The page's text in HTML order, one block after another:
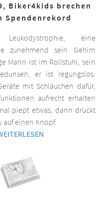
Biker4kids brechen
Spendenrekord
eine
zunehmend sein Gehirn
Mann ist im Rollstuhl, sein
er ist regungslos.
mit Schläuchen dafür,
aufrecht erhalten
piept etwas, dann drückt
auf einen Knopf.